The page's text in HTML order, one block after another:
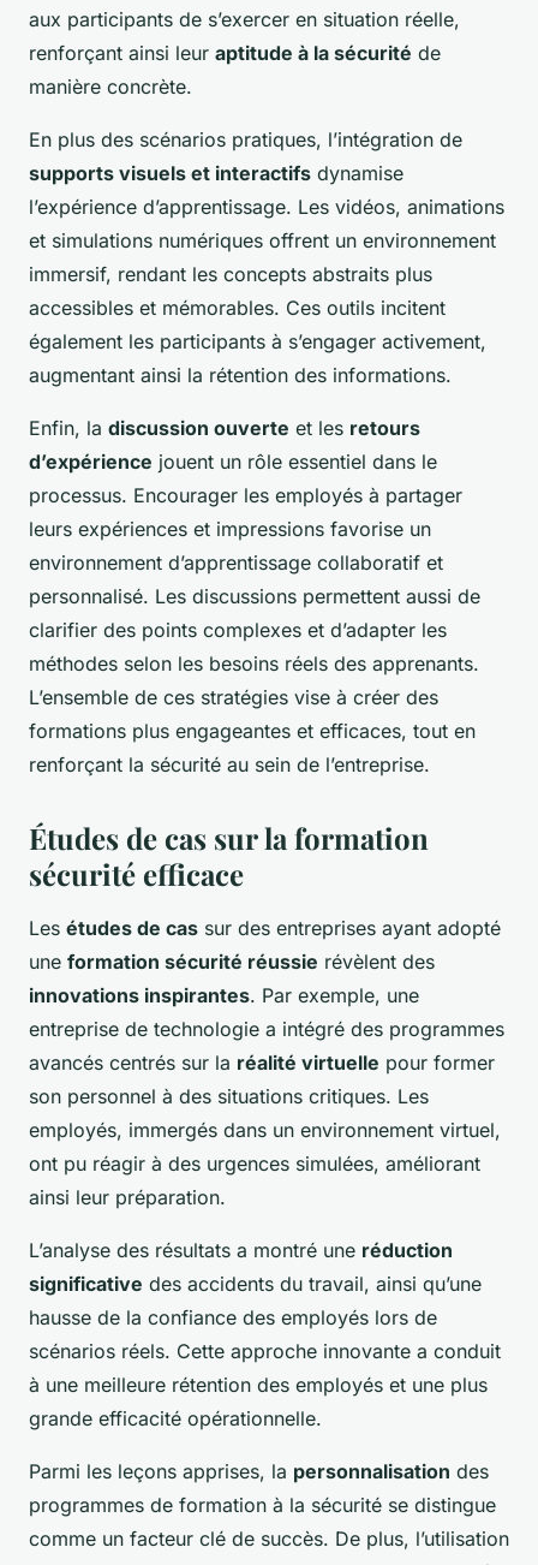
aux participants de s’exercer en situation réelle,
renforçant ainsi leur aptitude à la sécurité de
manière concrète.
En plus des scénarios pratiques, l’intégration de
supports visuels et interactifs dynamise
l’expérience d’apprentissage. Les vidéos, animations
et simulations numériques offrent un environnement
immersif, rendant les concepts abstraits plus
accessibles et mémorables. Ces outils incitent
également les participants à s’engager activement,
augmentant ainsi la rétention des informations.
Enfin, la discussion ouverte et les retours
d’expérience jouent un rôle essentiel dans le
processus. Encourager les employés à partager
leurs expériences et impressions favorise un
environnement d’apprentissage collaboratif et
personnalisé. Les discussions permettent aussi de
clarifier des points complexes et d’adapter les
méthodes selon les besoins réels des apprenants.
L’ensemble de ces stratégies vise à créer des
formations plus engageantes et efficaces, tout en
renforçant la sécurité au sein de l’entreprise.
Études de cas sur la formation
sécurité efficace
Les études de cas sur des entreprises ayant adopté
une formation sécurité réussie révèlent des
innovations inspirantes. Par exemple, une
entreprise de technologie a intégré des programmes
avancés centrés sur la réalité virtuelle pour former
son personnel à des situations critiques. Les
employés, immergés dans un environnement virtuel,
ont pu réagir à des urgences simulées, améliorant
ainsi leur préparation.
L’analyse des résultats a montré une réduction
significative des accidents du travail, ainsi qu’une
hausse de la confiance des employés lors de
scénarios réels. Cette approche innovante a conduit
à une meilleure rétention des employés et une plus
grande efficacité opérationnelle.
Parmi les leçons apprises, la personnalisation des
programmes de formation à la sécurité se distingue
comme un facteur clé de succès. De plus, l’utilisation